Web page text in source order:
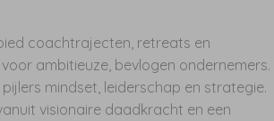
coachtrajecten, retreats en
ambitieuze, bevlogen ondernemers.
mindset, leiderschap en strategie.
visionaire daadkracht en een